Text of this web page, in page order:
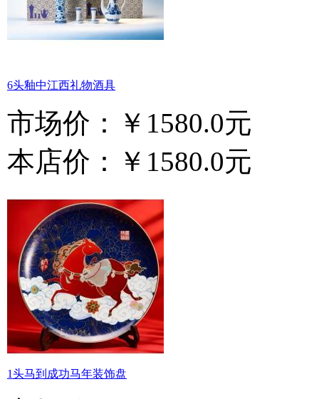
6头釉中江西礼物酒具
市场价：
￥1580.0元
本店价：
￥1580.0元
1头马到成功马年装饰盘